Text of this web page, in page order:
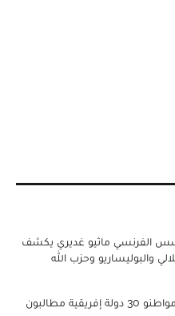
الفرنسي ماثيو غديري يكشف
والبوليساريو وحزب الله
تأشيرة الدخول للولايات المتحدة: مواطنو 30 دولة إفريقية مطالبون